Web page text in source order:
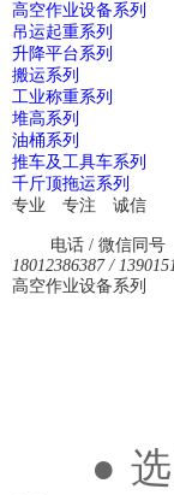
高空作业设备系列
吊运起重系列
升降平台系列
搬运系列
工业称重系列
堆高系列
油桶系列
推车及工具车系列
千斤顶拖运系列
专业 专注 诚信
电话 / 微信同号
18012386387 /
高空作业设备系列
● 选